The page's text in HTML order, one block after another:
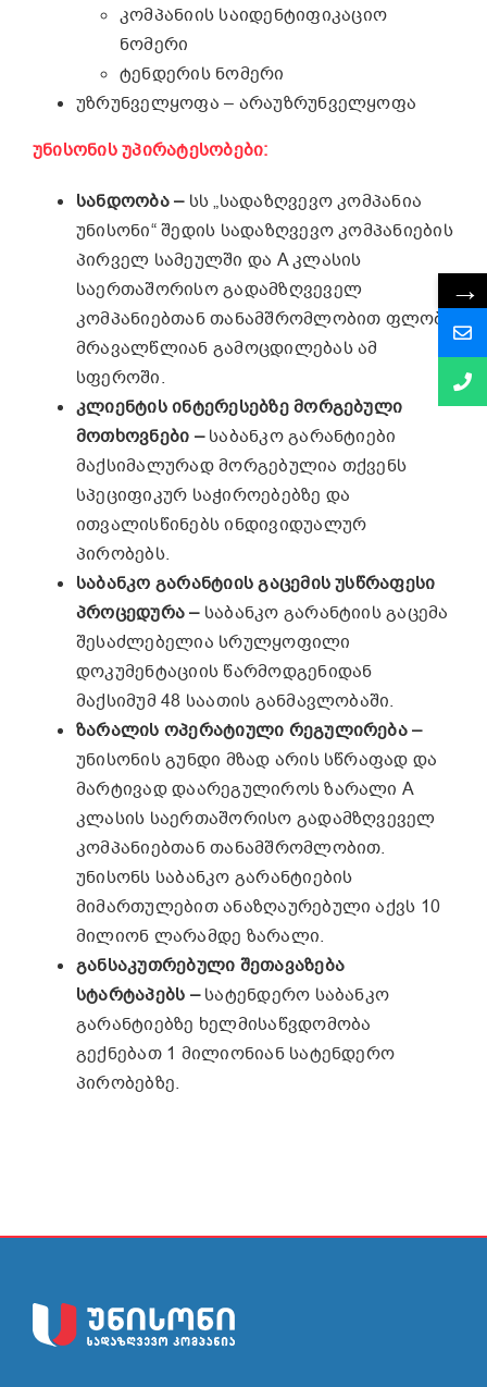
კომპანიის საიდენტიფიკაციო
ნომერი
ტენდერის ნომერი
უზრუნველყოფა – არაუზრუნველყოფა
უნისონის უპირატესობები:
სანდოობა – სს „სადაზღვევო კომპანია
უნისონი“ შედის სადაზღვევო კომპანიების
პირველ სამეულში და A კლასის
საერთაშორისო გადამზღვეველ
კომპანიებთან თანამშრომლობით ფლობს
მრავალწლიან გამოცდილებას ამ
სფეროში.
კლიენტის ინტერესებზე მორგებული
მოთხოვნები –საბანკო გარანტიები
მაქსიმალურად მორგებულია თქვენს
სპეციფიკურ საჭიროებებზე და
ითვალისწინებს ინდივიდუალურ
პირობებს.
საბანკო გარანტიის გაცემის უსწრაფესი
პროცედურა – საბანკო გარანტიის გაცემა
შესაძლებელია სრულყოფილი
დოკუმენტაციის წარმოდგენიდან
მაქსიმუმ 48 საათის განმავლობაში.
ზარალის ოპერატიული რეგულირება –
უნისონის გუნდი მზად არის სწრაფად და
მარტივად დაარეგულიროს ზარალი A
კლასის საერთაშორისო გადამზღვეველ
კომპანიებთან თანამშრომლობით.
უნისონს საბანკო გარანტიების
მიმართულებით ანაზღაურებული აქვს 10
მილიონ ლარამდე ზარალი.
განსაკუთრებული შეთავაზება
სტარტაპებს –სატენდერო საბანკო
გარანტიებზე ხელმისაწვდომობა
გექნებათ 1 მილიონიან სატენდერო
პირობებზე.
→